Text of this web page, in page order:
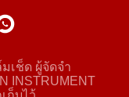
เช็ด ผู้จัดจํา
INSTRUMENT